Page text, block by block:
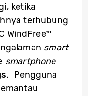
ketika
terhubung
WindFree™
smart
smartphone
. Pengguna